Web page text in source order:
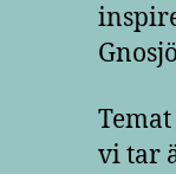
vi tar